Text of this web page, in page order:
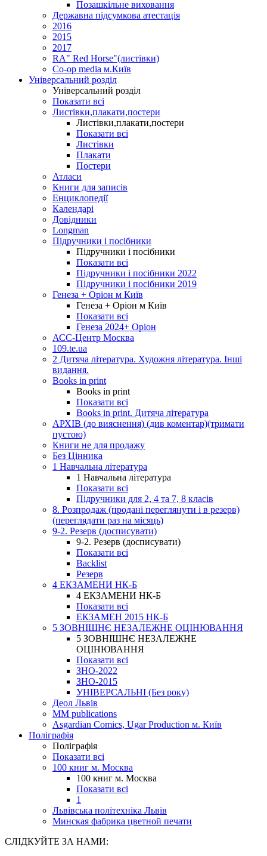
Позашкільне виховання
Державна підсумкова атестація
2016
2015
2017
RA" Red Horse"(листівки)
Co-op media м.Київ
Універсальний розділ
Універсальний розділ
Показати всі
Листівки,плакати,постери
Листівки,плакати,постери
Показати всі
Листівки
Плакати
Постери
Атласи
Книги для записів
Енциклопедії
Календарі
Довідники
Longman
Підручники і посібники
Підручники і посібники
Показати всі
Підручники і посібники 2022
Підручники і посібники 2019
Генеза + Оріон м Київ
Генеза + Оріон м Київ
Показати всі
Генеза 2024+ Оріон
АСС-Центр Москва
109.te.ua
2 Дитяча література. Художня література. Інші
видання.
Books in print
Books in print
Показати всі
Books in print. Дитяча література
АРХІВ (до вияснення) (див коментар)(тримати
пустою)
Книги не для продажу
Без Цінника
1 Навчальна література
1 Навчальна література
Показати всі
Підручники для 2, 4 та 7, 8 класів
8. Розпродаж (продані переглянути і в резерв)
(переглядати раз на місяць)
9-2. Резерв (досписувати)
9-2. Резерв (досписувати)
Показати всі
Backlist
Резерв
4 ЕКЗАМЕНИ НК-Б
4 ЕКЗАМЕНИ НК-Б
Показати всі
ЕКЗАМЕН 2015 НК-Б
5 ЗОВНІШНЄ НЕЗАЛЕЖНЕ ОЦІНЮВАННЯ
5 ЗОВНІШНЄ НЕЗАЛЕЖНЕ
ОЦІНЮВАННЯ
Показати всі
ЗНО-2022
ЗНО-2015
УНІВЕРСАЛЬНІ (Без року)
Деол Львів
MM publications
Asgardian Comics, Ugar Production м. Київ
Поліграфія
Поліграфія
Показати всі
100 книг м. Москва
100 книг м. Москва
Показати всі
1
Львівська політехніка Львів
Минская фабрика цветной печати
СЛІДКУЙТЕ ЗА НАМИ: